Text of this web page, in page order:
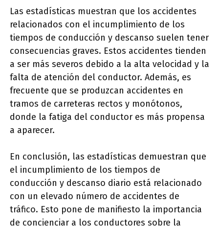
Las estadísticas muestran que los accidentes
relacionados con el incumplimiento de los
tiempos de conducción y descanso suelen tener
consecuencias graves. Estos accidentes tienden
a ser más severos debido a la alta velocidad y la
falta de atención del conductor. Además, es
frecuente que se produzcan accidentes en
tramos de carreteras rectos y monótonos,
donde la fatiga del conductor es más propensa
a aparecer.
En conclusión, las estadísticas demuestran que
el incumplimiento de los tiempos de
conducción y descanso diario está relacionado
con un elevado número de accidentes de
tráfico. Esto pone de manifiesto la importancia
de concienciar a los conductores sobre la